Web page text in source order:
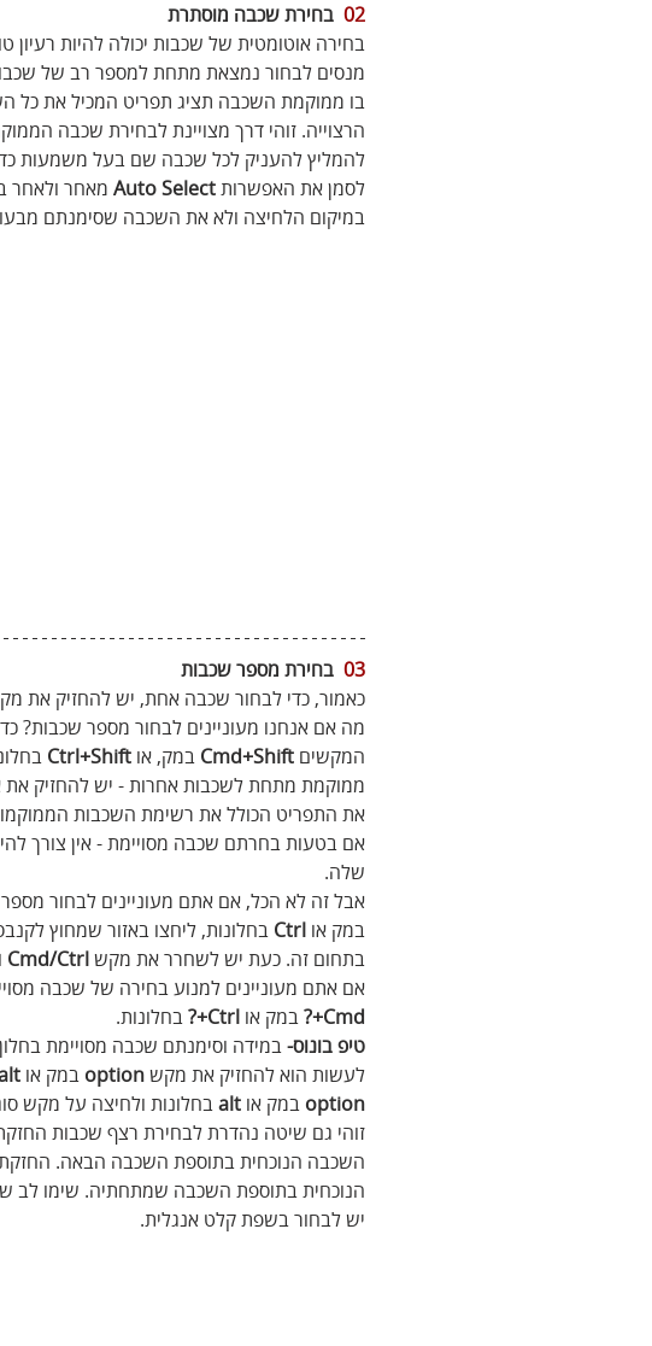
02
  בחירת שכבה מוסתרת
בחירה אוטומטית של שכבות יכולה להיות
מנסים לבחור נמצאת מתחת למספר רב של
בו ממוקמת השכבה תציג תפריט המכיל את כל
הרצוייה. זוהי דרך מצויינת לבחירת שכבה
להמליץ להעניק לכל שכבה שם בעל משמעות
לסמן את האפשרות Auto Select מאחר ולאחר
במיקום הלחיצה ולא את השכבה שסימנתם
03
  בחירת מספר שכבות
כאמור, כדי לבחור שכבה אחת, יש להחזיק את
מה אם אנחנו מעוניינים לבחור מספר
המקשים Cmd+Shift במק, או Ctrl+Shift
ממוקמת מתחת לשכבות אחרות - יש להחזיק את
את התפריט הכולל את רשימת השכבות
אם בטעות בחרתם שכבה מסויימת - אין צורך
שלה.
אבל זה לא הכל, אם אתם מעוניינים לבחור
במק או Ctrl בחלונות, ליחצו באזור שמחוץ
בתחום זה. כעת יש לשחרר את מקש Cmd/Ctrl
אם אתם מעוניינים למנוע בחירה של שכבה
Cmd+?
במק או Ctrl+?
בחלונות.
טיפ בונוס- במידה וסימנתם שכבה מסויימת
לעשות הוא להחזיק את מקש option במק או
option במק או alt בחלונות ולחיצה על מקש
זוהי גם שיטה נהדרת לבחירת רצף שכבות
השכבה הנוכחית בתוספת השכבה הבאה.
הנוכחית בתוספת השכבה שמתחתיה. שימו לב
יש לבחור בשפת קלט אנגלית.